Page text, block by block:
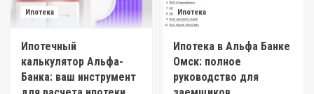
Ипотека
Ипотечный
калькулятор Альфа-
Банка: ваш инструмент
Ипотека
Ипотека в Альфа Банке
Омск: полное
руководство для